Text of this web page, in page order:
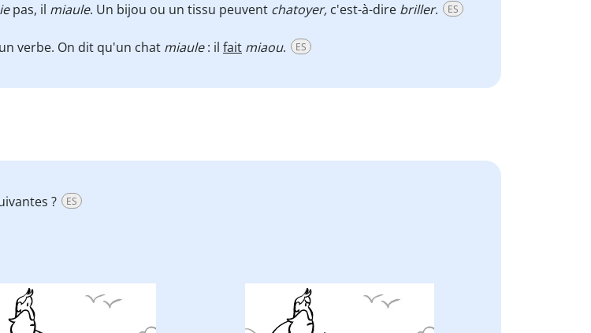
pas, il miaule. Un bijou ou un tissu peuvent chatoyer, c'est-à-dire briller. ES
verbe. On dit qu'un chat miaule: il fait miaou. ES
? ES